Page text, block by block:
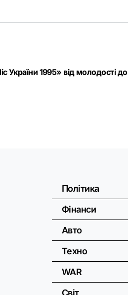
1995» від молодості до
Політика
Фінанси
Авто
Техно
WAR
Світ